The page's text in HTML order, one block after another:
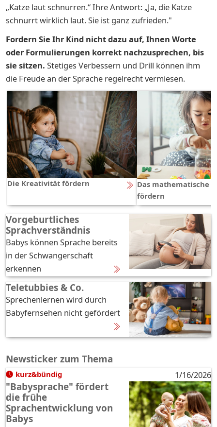
„Katze laut schnurren.“ Ihre Antwort: „Ja, die Katze
schnurrt wirklich laut. Sie ist ganz zufrieden."
Fordern Sie Ihr Kind nicht dazu auf, Ihnen Worte
oder Formulierungen korrekt nachzusprechen, bis
sie sitzen. Stetiges Verbessern und Drill können ihm
die Freude an der Sprache regelrecht vermiesen.
Die Kreativität fördern
Das mathematische
fördern
Vorgeburtliches
Sprachverständnis
Babys können Sprache bereits
in der Schwangerschaft
erkennen
Teletubbies & Co.
Sprechenlernen wird durch
Babyfernsehen nicht gefördert
Newsticker zum Thema
kurz&bündig 1/16/2026
"Babysprache" fördert
die frühe
Sprachentwicklung von
Babys